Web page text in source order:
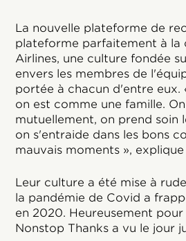
La nouvelle plateforme de
plateforme parfaitement à la
Airlines, une culture fondée
envers les membres de
portée à chacun d'entre eux.
on est comme une famille.
mutuellement, on prend soin
on s'entraide dans les bons
mauvais moments », explique
Leur culture a été mise à
la pandémie de Covid a
en 2020. Heureusement pour
Nonstop Thanks a vu le jour